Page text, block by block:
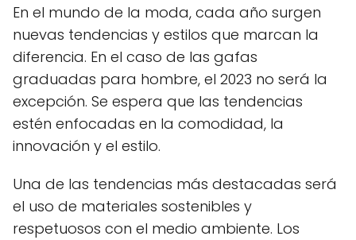
En el mundo de la moda, cada año surgen
nuevas tendencias y estilos que marcan la
diferencia. En el caso de las gafas
graduadas para hombre, el 2023 no será la
excepción. Se espera que las tendencias
estén enfocadas en la comodidad, la
innovación y el estilo.
Una de las tendencias más destacadas será
el uso de materiales sostenibles y
respetuosos con el medio ambiente. Los